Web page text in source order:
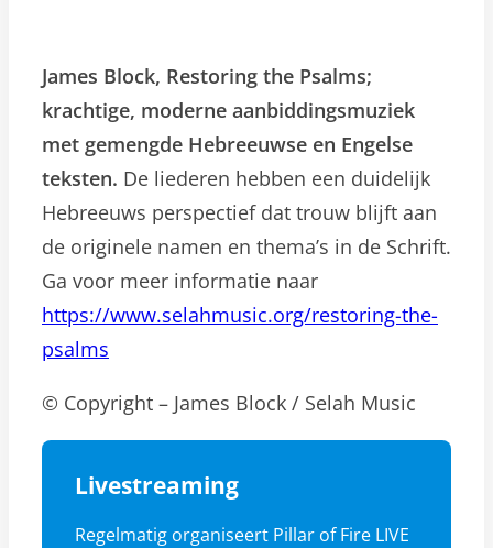
James Block, Restoring the Psalms;
krachtige, moderne aanbiddingsmuziek
met gemengde Hebreeuwse en Engelse
teksten. De liederen hebben een duidelijk
Hebreeuws perspectief dat trouw blijft aan
de originele namen en thema’s in de Schrift.
Ga voor meer informatie naar
https://www.selahmusic.org/restoring-the-
psalms
© Copyright – James Block / Selah Music
Livestreaming
Regelmatig organiseert Pillar of Fire LIVE